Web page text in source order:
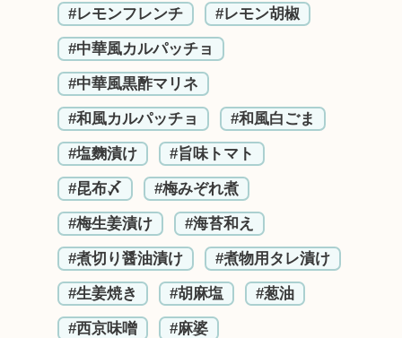
#レモンフレンチ #レモン胡椒
#中華風カルパッチョ
#中華風黒酢マリネ
#和風カルパッチョ #和風白ごま
#塩麴漬け #旨味トマト
#昆布〆 #梅みぞれ煮
#梅生姜漬け #海苔和え
#煮切り醤油漬け #煮物用タレ漬け
#生姜焼き #胡麻塩 #葱油
#西京味噌 #麻婆